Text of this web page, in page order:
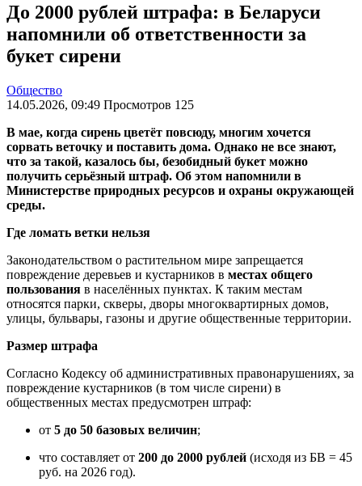
До 2000 рублей штрафа: в Беларуси
напомнили об ответственности за
букет сирени
Общество
14.05.2026, 09:49 Просмотров 125
В мае, когда сирень цветёт повсюду, многим хочется
сорвать веточку и поставить дома. Однако не все знают,
что за такой, казалось бы, безобидный букет можно
получить серьёзный штраф. Об этом напомнили в
Министерстве природных ресурсов и охраны окружающей
среды.
Где ломать ветки нельзя
Законодательством о растительном мире запрещается
повреждение деревьев и кустарников в местах общего
пользования в населённых пунктах. К таким местам
относятся парки, скверы, дворы многоквартирных домов,
улицы, бульвары, газоны и другие общественные территории.
Размер штрафа
Согласно Кодексу об административных правонарушениях, за
повреждение кустарников (в том числе сирени) в
общественных местах предусмотрен штраф:
от 5 до 50 базовых величин;
что составляет от 200 до 2000 рублей (исходя из БВ = 45
руб. на 2026 год).